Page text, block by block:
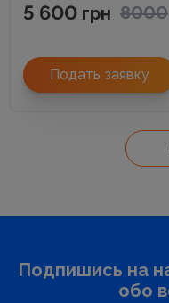
5 600 грн 8000
Подать заявку
Подпишись на
обо